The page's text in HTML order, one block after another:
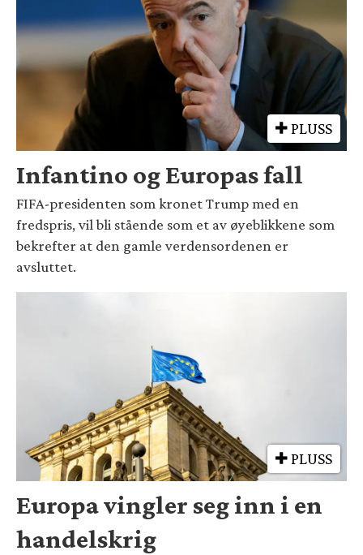
PLUSS
Infantino og Europas fall
FIFA-presidenten som kronet Trump med en
fredspris, vil bli stående som et av øyeblikkene som
bekrefter at den gamle verdensordenen er
avsluttet.
PLUSS
Europa vingler seg inn i en
handelskrig